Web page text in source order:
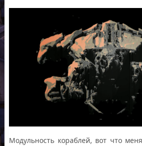
Модульность кораблей, вот что